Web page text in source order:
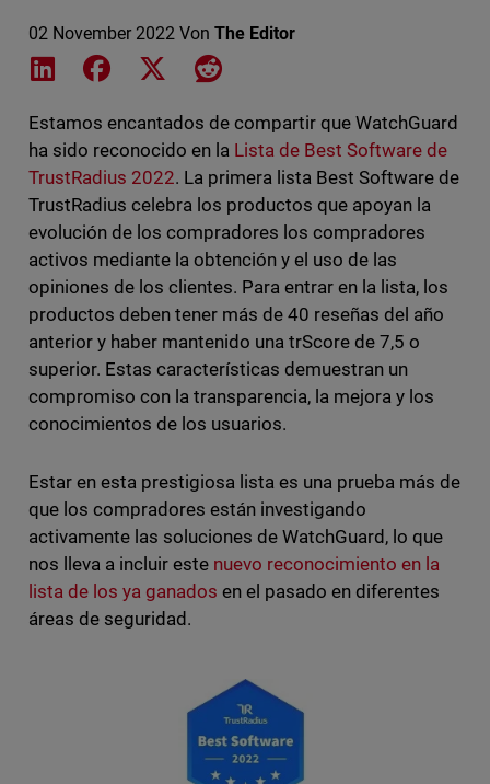
02 November 2022 Von The Editor
Share on LinkedIn
Share on Facebook
Share on XShare on Reddit
Estamos encantados de compartir que WatchGuard
ha sido reconocido en la Lista de Best Software de
TrustRadius 2022. La primera lista Best Software de
TrustRadius celebra los productos que apoyan la
evolución de los compradores los compradores
activos mediante la obtención y el uso de las
opiniones de los clientes. Para entrar en la lista, los
productos deben tener más de 40 reseñas del año
anterior y haber mantenido una trScore de 7,5 o
superior. Estas características demuestran un
compromiso con la transparencia, la mejora y los
conocimientos de los usuarios.
Estar en esta prestigiosa lista es una prueba más de
que los compradores están investigando
activamente las soluciones de WatchGuard, lo que
nos lleva a incluir este nuevo reconocimiento en la
lista de los ya ganados en el pasado en diferentes
áreas de seguridad.